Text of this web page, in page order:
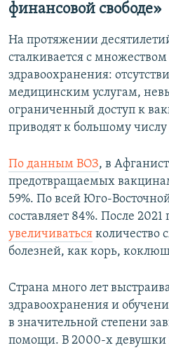
финансовой свободе»
На протяжении
сталкивается с
здравоохранения:
медицинским услугам,
ограниченный доступ к
приводят к большому
По данным ВОЗ, в
предотвращаемых
59%. По всей Юго-
составляет 84%. После 2021
увеличиваться количество
болезней, как корь,
Страна много лет
здравоохранения и
в значительной степени
помощи. В 2000-х девушки